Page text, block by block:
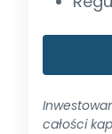
całości